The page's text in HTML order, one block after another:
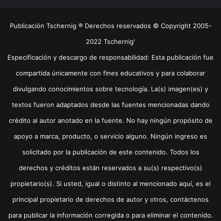
Publicación Tschernig ® Derechos reservados © Copyright 2005-
2022 Tschernig'
Especificación y descargo de responsabilidad: Esta publicación fue
compartida únicamente con fines educativos y para colaborar
divulgando conocimientos sobre tecnología. La(s) imagen(es) y
textos fueron adaptados desde las fuentes mencionadas dando
crédito al autor anotado en la fuente. No hay ningún propósito de
apoyo a marca, producto, o servicio alguno. Ningún ingreso es
solicitado por la publicación de este contenido. Todos los
derechos y créditos están reservados a su(s) respectivo(s)
propietario(s). Si usted, igual o distinto al mencionado aquí, es el
principal propietario de derechos de autor y otros, contáctenos
para publicar la información corregida o para eliminar el contenido.